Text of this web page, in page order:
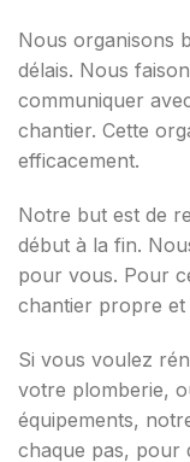
Nous organisons
délais. Nous
communiquer
chantier. Cette
efficacement.
Notre but est de
début à la fin.
pour vous. Pour
chantier propre et
Si vous voulez
votre plomberie,
équipements,
chaque pas, pour